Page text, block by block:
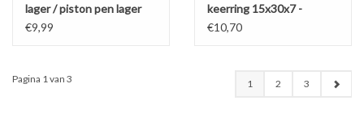
lager / piston pen lager
€9,99
keerring 15x30x7 -
50/60/80
€10,70
Pagina 1 van 3 1 2 3